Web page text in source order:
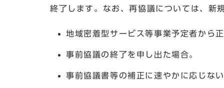
終了します。なお、再協議については、新
地域密着型サービス等事業予定者から
事前協議の終了を申し出た場合。
事前協議書等の補正に速やかに応じな